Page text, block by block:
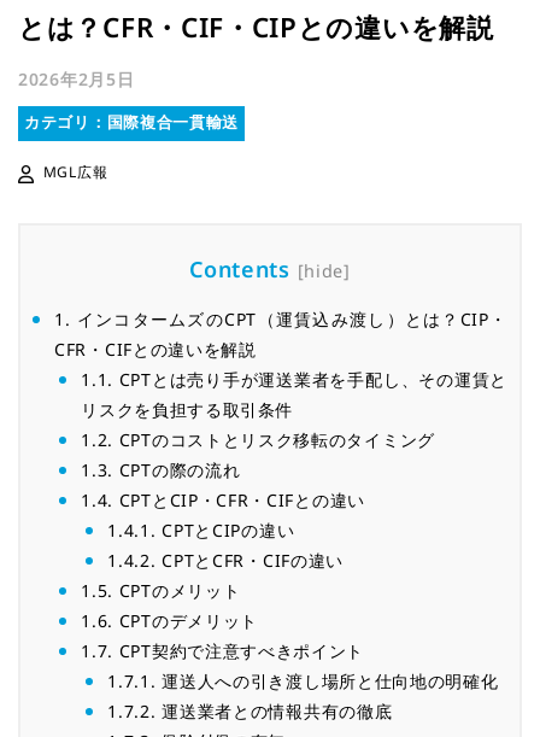
とは？CFR・CIF・CIPとの違いを解説
2026年2月5日
カテゴリ：国際複合一貫輸送
MGL広報
Contents [hide]
1. インコタームズのCPT（運賃込み渡し）とは？CIP・
CFR・CIFとの違いを解説
1.1. CPTとは売り手が運送業者を手配し、その運賃と
リスクを負担する取引条件
1.2. CPTのコストとリスク移転のタイミング
1.3. CPTの際の流れ
1.4. CPTとCIP・CFR・CIFとの違い
1.4.1. CPTとCIPの違い
1.4.2. CPTとCFR・CIFの違い
1.5. CPTのメリット
1.6. CPTのデメリット
1.7. CPT契約で注意すべきポイント
1.7.1. 運送人への引き渡し場所と仕向地の明確化
1.7.2. 運送業者との情報共有の徹底